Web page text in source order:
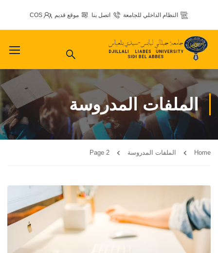
النظام الداخلي للجامعة اتصل بنا موقع قديم COS
الملفات المدروسة
Home الملفات المدروسة Page 2